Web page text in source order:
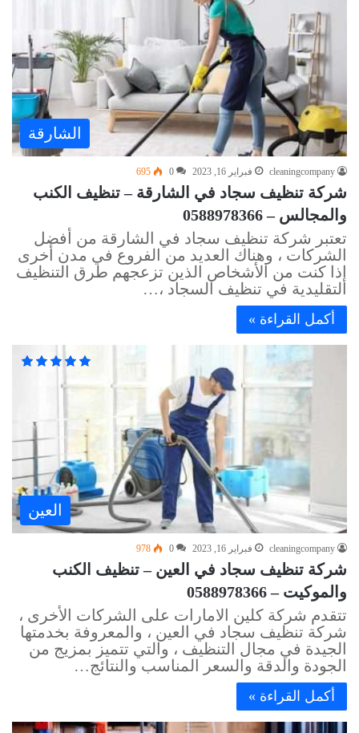
الشارقة
cleaningcompany فبراير 16, 2023 0
695
شركة تنظيف سجاد في الشارقة – تنظيف الكنب
والمجالس – 0588978366
تعتبر شركة تنظيف سجاد في الشارقة من أفضل
الشركات ، وهناك العديد من الفروع في مدن أخرى
إذا كنت من الأشخاص الذين تزعجهم طرق التنظيف
التقليدية في تنظيف السجاد ،…
أكمل القراءة »
العين
cleaningcompany فبراير 16, 2023 0
978
شركة تنظيف سجاد في العين – تنظيف الكنب
والموكيت – 0588978366
تتقدم شركة كلين الامارات على الشركات الأخرى ،
شركة تنظيف سجاد في العين ، والمعروفة بخدمتها
الجيدة في مجال التنظيف ، والتي تتميز بمزيج من
الجودة والدقة والسعر المناسب والنتائج…
أكمل القراءة »